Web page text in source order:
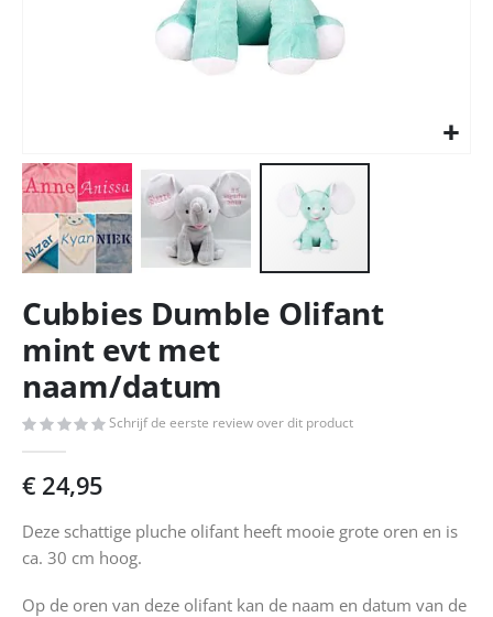
naar
het
begin
de
afbeeldingen-
Cubbies Dumble Olifant
mint evt met
naam/datum
Schrijf de eerste review over dit product
€ 24,95
Deze schattige pluche olifant heeft mooie grote oren en is
ca. 30 cm hoog.
Op de oren van deze olifant kan de naam en datum van de